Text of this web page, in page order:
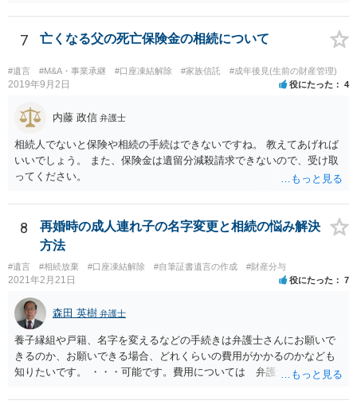
7 亡くなる父の死亡保険金の相続について
#遺言 #M&A・事業承継 #口座凍結解除 #家族信託 #成年後見(生前の財産管理)
2019年9月2日 役にたった 4
内藤 政信 弁護士
相続人でないと保険や相続の手続はできないですね。 教えてあげれば
いいでしょう。 また、保険金は遺留分減殺請求できないので、受け取
ってください。
8
再婚時の成人連れ子の名字変更と相続の悩み解決
方法
#遺言 #相続放棄 #口座凍結解除 #自筆証書遺言の作成 #財産分与
2021年2月21日 役にたった 7
森田 英樹 弁護士
養子縁組や戸籍、名字を変えるなどの手続きは弁護士さんにお願いで
きるのか、お願いできる場合、どれくらいの費用がかかるのかなども
知りたいです。 ・・・可能です。費用については 弁護士と直接面談
ています。 やはり、成人した子のことまでごちゃごちゃ考えず、自分